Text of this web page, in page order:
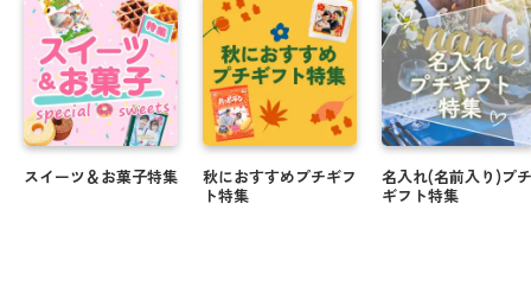
スイーツ＆お菓子特集
秋におすすめプチギフ
ト特集
名入れ(名前入り)プチ
ギフト特集